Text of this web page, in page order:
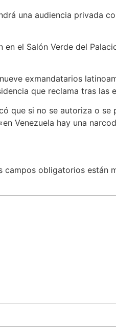
una audiencia privada
el Salón Verde del
exmandatarios
que reclama tras las
que si no se autoriza o
Venezuela hay una
campos obligatorios están